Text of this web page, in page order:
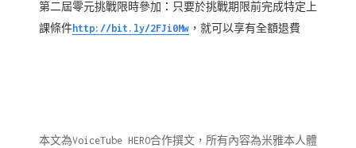
第二屆零元挑戰限時參加：只要於挑戰期限前完成特定上
課條件http://bit.ly/2FJi0Mw ，就可以享有全額退費
本文為VoiceTube HERO合作撰文，所有內容為米雅本人體